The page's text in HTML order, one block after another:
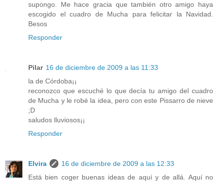
supongo. Me hace gracia que también otro amigo haya
escogido el cuadro de Mucha para felicitar la Navidad.
Besos
Responder
Pilar 16 de diciembre de 2009 a las 11:33
la de Córdoba¡¡
reconozco que escuché lo que decía tu amigo del cuadro
de Mucha y le robé la idea, pero con este Pissarro de nieve
;D
saludos lluviosos¡¡
Responder
Elvira
16 de diciembre de 2009 a las 12:33
Está bien coger buenas ideas de aquí y de allá. Aquí no